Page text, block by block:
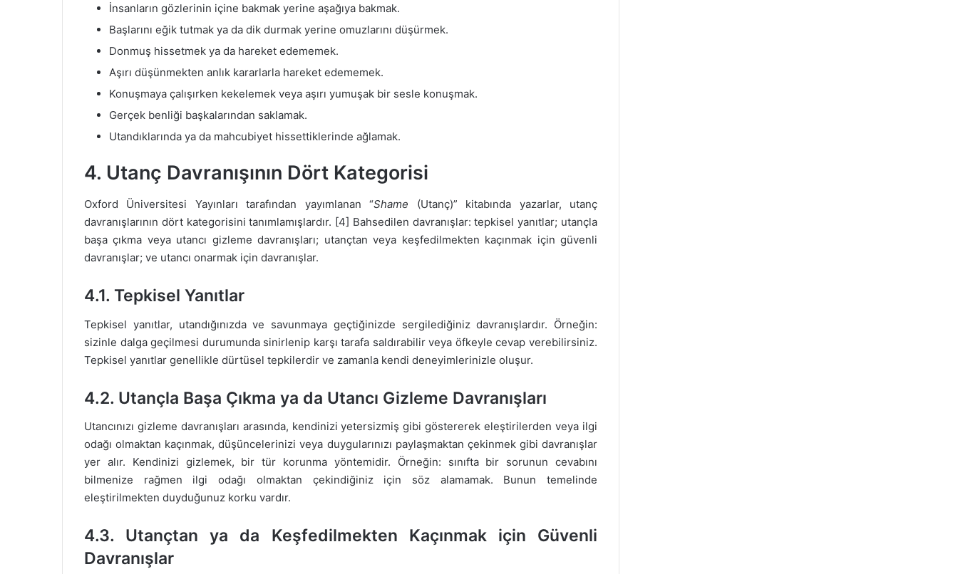
İnsanların gözlerinin içine bakmak yerine aşağıya bakmak.
Başlarını eğik tutmak ya da dik durmak yerine omuzlarını düşürmek.
Donmuş hissetmek ya da hareket edememek.
Aşırı düşünmekten anlık kararlarla hareket edememek.
Konuşmaya çalışırken kekelemek veya aşırı yumuşak bir sesle konuşmak.
Gerçek benliği başkalarından saklamak.
Utandıklarında ya da mahcubiyet hissettiklerinde ağlamak.
4. Utanç Davranışının Dört Kategorisi
Oxford Üniversitesi Yayınları tarafından yayımlanan “Shame (Utanç)” kitabında yazarlar, utanç
davranışlarının dört kategorisini tanımlamışlardır. [4] Bahsedilen davranışlar: tepkisel yanıtlar; utançla
başa çıkma veya utancı gizleme davranışları; utançtan veya keşfedilmekten kaçınmak için güvenli
davranışlar; ve utancı onarmak için davranışlar.
4.1. Tepkisel Yanıtlar
Tepkisel yanıtlar, utandığınızda ve savunmaya geçtiğinizde sergilediğiniz davranışlardır. Örneğin:
sizinle dalga geçilmesi durumunda sinirlenip karşı tarafa saldırabilir veya öfkeyle cevap verebilirsiniz.
Tepkisel yanıtlar genellikle dürtüsel tepkilerdir ve zamanla kendi deneyimlerinizle oluşur.
4.2. Utançla Başa Çıkma ya da Utancı Gizleme Davranışları
Utancınızı gizleme davranışları arasında, kendinizi yetersizmiş gibi göstererek eleştirilerden veya ilgi
odağı olmaktan kaçınmak, düşüncelerinizi veya duygularınızı paylaşmaktan çekinmek gibi davranışlar
yer alır. Kendinizi gizlemek, bir tür korunma yöntemidir. Örneğin: sınıfta bir sorunun cevabını
bilmenize rağmen ilgi odağı olmaktan çekindiğiniz için söz alamamak. Bunun temelinde
eleştirilmekten duyduğunuz korku vardır.
4.3. Utançtan ya da Keşfedilmekten Kaçınmak için Güvenli
Davranışlar